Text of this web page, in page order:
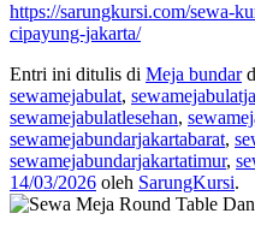
https://sarungkursi.com/sewa-
cipayung-jakarta/
Entri ini ditulis di Meja bundar
sewamejabulat,
sewamejabulatlesehan,
sewamejabundarjakartabarat,
sewamejabundarjakartatimur,
14/03/2026 oleh SarungKursi.